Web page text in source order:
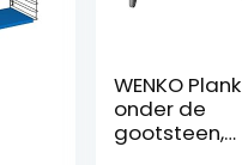
WENKO Plank
onder de
gootsteen,